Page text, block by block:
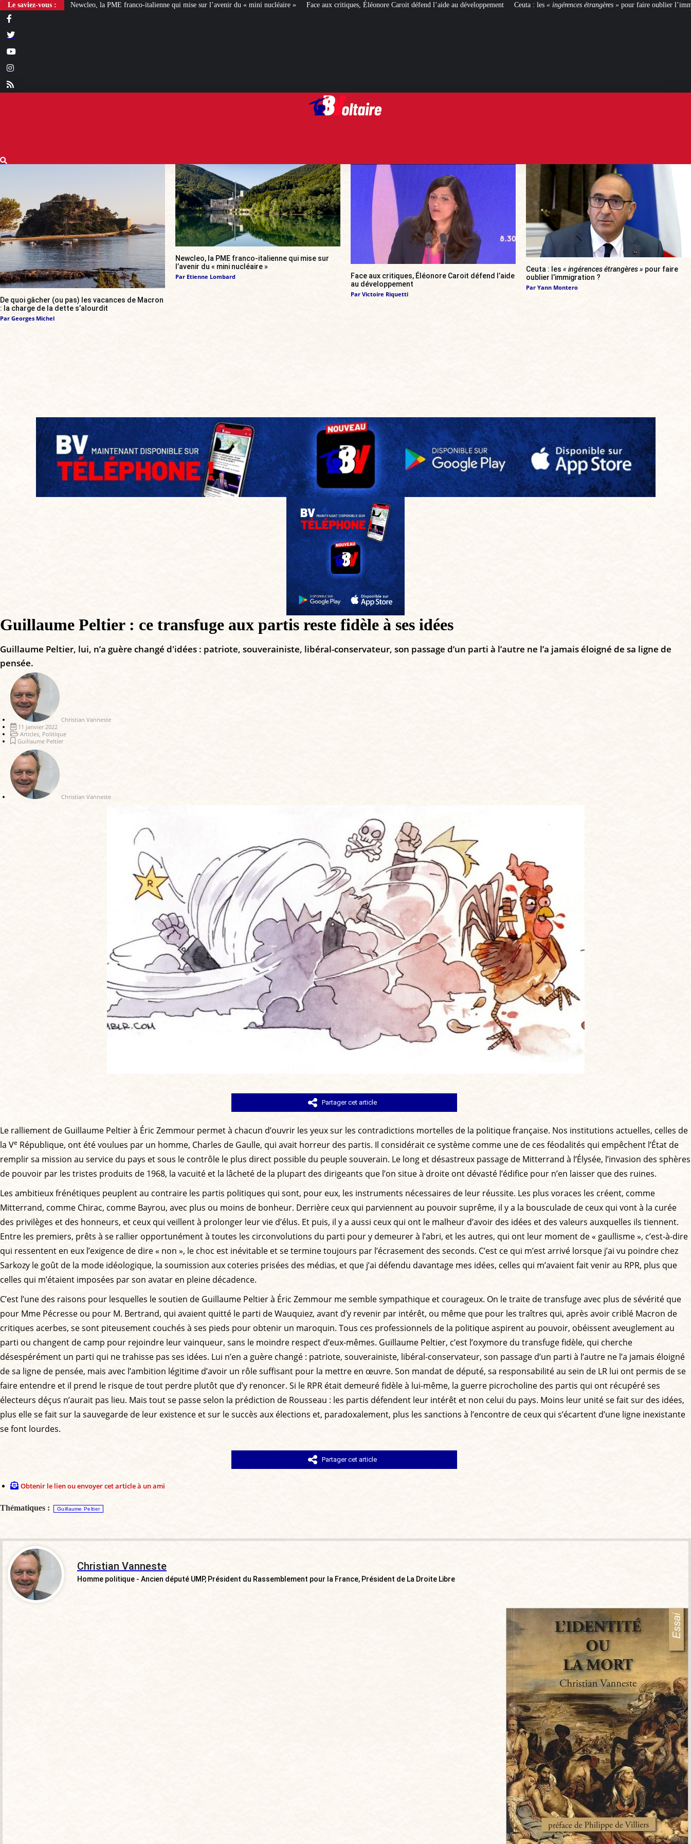
Le saviez-vous :
la PME franco-italienne qui mise sur l’avenir du « mini nucléaire » Face aux critiques, Éléonore Caroit défend l’aide au développement Ceuta : les « ingérences étrangères » pour faire oublier l’immigration ? [BIENVENUE
De quoi gâcher (ou pas) les vacances de Macron
: la charge de la dette s’alourdit
Par Georges Michel
Newcleo, la PME franco-italienne qui mise sur
l’avenir du « mini nucléaire »
Par Etienne Lombard
Face aux critiques, Éléonore Caroit défend l’aide
au développement
Par Victoire Riquetti
Ceuta : les « ingérences étrangères » pour faire
oublier l’immigration ?
Par Yann Montero
Guillaume Peltier : ce transfuge aux partis reste fidèle à ses idées
Guillaume Peltier, lui, n’a guère changé d'idées : patriote, souverainiste, libéral-conservateur, son passage d’un parti à l’autre ne l’a jamais éloigné de sa ligne de
pensée.
Christian Vanneste
11 janvier 2022
Articles, Politique
Guillaume Peltier
Christian Vanneste
Partager cet article
Le ralliement de Guillaume Peltier à Éric Zemmour permet à chacun d’ouvrir les yeux sur les contradictions mortelles de la politique française. Nos institutions actuelles, celles de
la Ve République, ont été voulues par un homme, Charles de Gaulle, qui avait horreur des partis. Il considérait ce système comme une de ces féodalités qui empêchent l’État de
remplir sa mission au service du pays et sous le contrôle le plus direct possible du peuple souverain. Le long et désastreux passage de Mitterrand à l’Élysée, l’invasion des sphères
de pouvoir par les tristes produits de 1968, la vacuité et la lâcheté de la plupart des dirigeants que l’on situe à droite ont dévasté l’édifice pour n’en laisser que des ruines.
Les ambitieux frénétiques peuplent au contraire les partis politiques qui sont, pour eux, les instruments nécessaires de leur réussite. Les plus voraces les créent, comme
Mitterrand, comme Chirac, comme Bayrou, avec plus ou moins de bonheur. Derrière ceux qui parviennent au pouvoir suprême, il y a la bousculade de ceux qui vont à la curée
des privilèges et des honneurs, et ceux qui veillent à prolonger leur vie d’élus. Et puis, il y a aussi ceux qui ont le malheur d’avoir des idées et des valeurs auxquelles ils tiennent.
Entre les premiers, prêts à se rallier opportunément à toutes les circonvolutions du parti pour y demeurer à l’abri, et les autres, qui ont leur moment de « gaullisme », c’est-à-dire
qui ressentent en eux l’exigence de dire « non », le choc est inévitable et se termine toujours par l’écrasement des seconds. C’est ce qui m’est arrivé lorsque j’ai vu poindre chez
Sarkozy le goût de la mode idéologique, la soumission aux coteries prisées des médias, et que j’ai défendu davantage mes idées, celles qui m’avaient fait venir au RPR, plus que
celles qui m’étaient imposées par son avatar en pleine décadence.
C’est l’une des raisons pour lesquelles le soutien de Guillaume Peltier à Éric Zemmour me semble sympathique et courageux. On le traite de transfuge avec plus de sévérité que
pour Mme Pécresse ou pour M. Bertrand, qui avaient quitté le parti de Wauquiez, avant d’y revenir par intérêt, ou même que pour les traîtres qui, après avoir criblé Macron de
critiques acerbes, se sont piteusement couchés à ses pieds pour obtenir un maroquin. Tous ces professionnels de la politique aspirent au pouvoir, obéissent aveuglement au
parti ou changent de camp pour rejoindre leur vainqueur, sans le moindre respect d’eux-mêmes. Guillaume Peltier, c’est l’oxymore du transfuge fidèle, qui cherche
désespérément un parti qui ne trahisse pas ses idées. Lui n’en a guère changé : patriote, souverainiste, libéral-conservateur, son passage d’un parti à l’autre ne l’a jamais éloigné
de sa ligne de pensée, mais avec l’ambition légitime d’avoir un rôle suffisant pour la mettre en œuvre. Son mandat de député, sa responsabilité au sein de LR lui ont permis de se
faire entendre et il prend le risque de tout perdre plutôt que d’y renoncer. Si le RPR était demeuré fidèle à lui-même, la guerre picrocholine des partis qui ont récupéré ses
électeurs déçus n’aurait pas lieu. Mais tout se passe selon la prédiction de Rousseau : les partis défendent leur intérêt et non celui du pays. Moins leur unité se fait sur des idées,
plus elle se fait sur la sauvegarde de leur existence et sur le succès aux élections et, paradoxalement, plus les sanctions à l’encontre de ceux qui s’écartent d’une ligne inexistante
se font lourdes.
Partager cet article
Obtenir le lien ou envoyer cet article à un ami
Thématiques : Guillaume Peltier
Christian Vanneste
Homme politique - Ancien député UMP, Président du Rassemblement pour la France, Président de La Droite Libre